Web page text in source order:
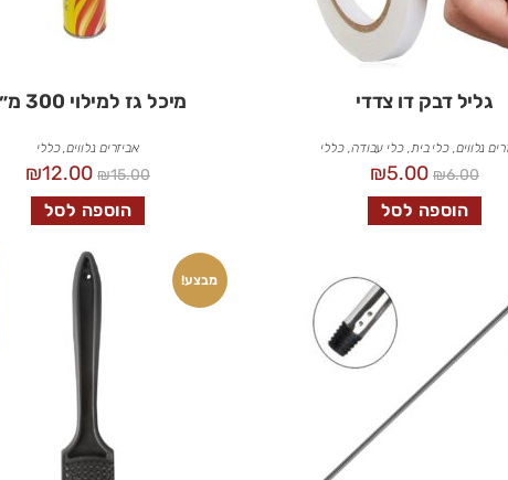
גליל דבק דו צדדי
נלווים, כלי בית,כלי עבודה, כללי
₪6.00
₪5.00
הוספה לסל
מיכל גז למילוי 300 מ״ל
אביזרים נלווים,כללי
₪15.00
₪12.00
הוספה לסל
מבצע!